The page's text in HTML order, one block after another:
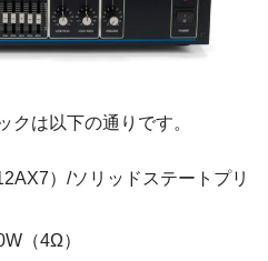
クは以下の通りです。
）/ソリッドステートプリ
（4Ω）